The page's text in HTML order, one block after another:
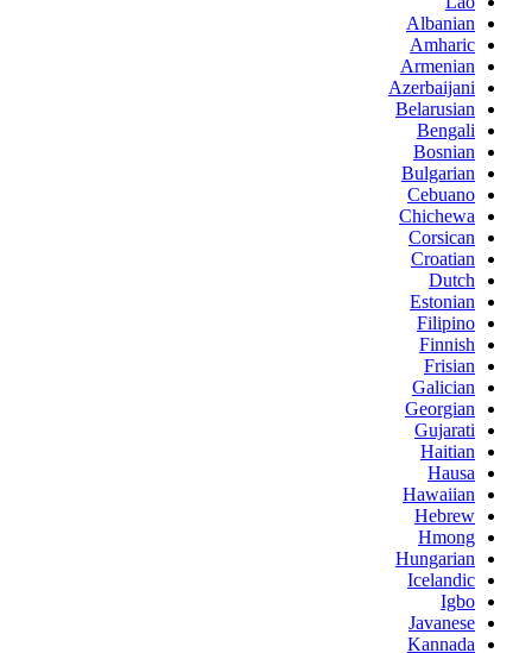
Albanian
Amharic
Armenian
Azerbaijani
Belarusian
Bengali
Bosnian
Bulgarian
Cebuano
Chichewa
Corsican
Croatian
Dutch
Estonian
Filipino
Finnish
Frisian
Galician
Georgian
Gujarati
Haitian
Hausa
Hawaiian
Hebrew
Hmong
Hungarian
Icelandic
Igbo
Javanese
Kannada